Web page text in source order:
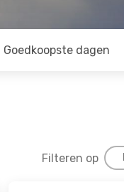
Goedkoopste dagen
Filteren op